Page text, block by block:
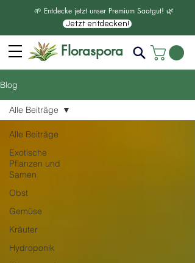
🌱 Entdecke jetzt unser Premium Saatgut! 🌿
Jetzt entdecken!
Floraspora
Blog
Alle Beiträge
Exotische
Pflanzen und
Samen
Obst
Gemüse
Kräuter
Hydroponik
Alle Beiträge